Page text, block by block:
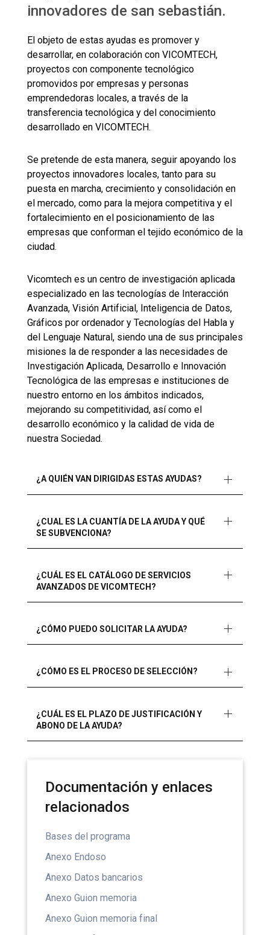
innovadores de san sebastián.
El objeto de estas ayudas es promover y
desarrollar, en colaboración con VICOMTECH,
proyectos con componente tecnológico
promovidos por empresas y personas
emprendedoras locales, a través de la
transferencia tecnológica y del conocimiento
desarrollado en VICOMTECH.
Se pretende de esta manera, seguir apoyando los
proyectos innovadores locales, tanto para su
puesta en marcha, crecimiento y consolidación en
el mercado, como para la mejora competitiva y el
fortalecimiento en el posicionamiento de las
empresas que conforman el tejido económico de la
ciudad.
Vicomtech es un centro de investigación aplicada
especializado en las tecnologías de Interacción
Avanzada, Visión Artificial, Inteligencia de Datos,
Gráficos por ordenador y Tecnologías del Habla y
del Lenguaje Natural, siendo una de sus principales
misiones la de responder a las necesidades de
Investigación Aplicada, Desarrollo e Innovación
Tecnológica de las empresas e instituciones de
nuestro entorno en los ámbitos indicados,
mejorando su competitividad, así como el
desarrollo económico y la calidad de vida de
nuestra Sociedad.
¿A QUIÉN VAN DIRIGIDAS ESTAS AYUDAS?
¿CUAL ES LA CUANTÍA DE LA AYUDA Y QUÉ
SE SUBVENCIONA?
¿CUÁL ES EL CATÁLOGO DE SERVICIOS
AVANZADOS DE VICOMTECH?
¿CÓMO PUEDO SOLICITAR LA AYUDA?
¿CÓMO ES EL PROCESO DE SELECCIÓN?
¿CUÁL ES EL PLAZO DE JUSTIFICACIÓN Y
ABONO DE LA AYUDA?
Documentación y enlaces
relacionados
Bases del programa
Anexo Endoso
Anexo Datos bancarios
Anexo Guion memoria
Anexo Guion memoria final